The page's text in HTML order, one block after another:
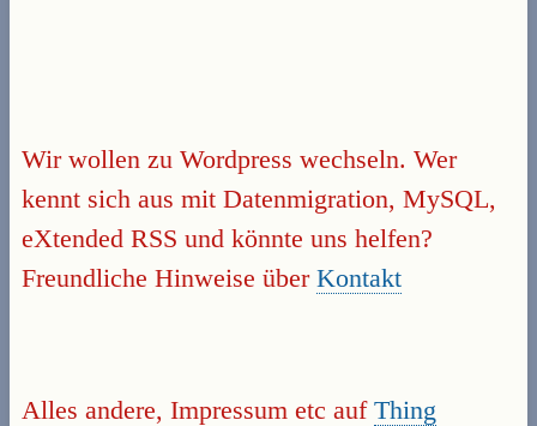
Wir wollen zu Wordpress wechseln. Wer
kennt sich aus mit Datenmigration, MySQL,
eXtended RSS und könnte uns helfen?
Freundliche Hinweise über Kontakt
Alles andere, Impressum etc auf Thing